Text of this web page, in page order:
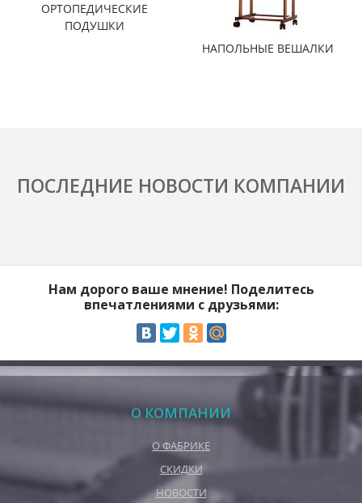
ОРТОПЕДИЧЕСКИЕ
ПОДУШКИ
НАПОЛЬНЫЕ ВЕШАЛКИ
ПОСЛЕДНИЕ НОВОСТИ КОМПАНИИ
Нам дорого ваше мнение! Поделитесь
впечатлениями с друзьями:
О КОМПАНИИ
О ФАБРИКЕ
СКИДКИ
НОВОСТИ